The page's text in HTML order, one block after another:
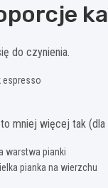
do czynienia.
espresso
mniej więcej tak (dla
warstwa pianki
pianka na wierzchu